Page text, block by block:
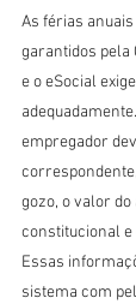
As férias
garantidos pela
e o eSocial
empregador
gozo, o valor
constitucional e
Essas
sistema com